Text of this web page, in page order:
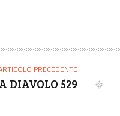
PRECEDENTE
DIAVOLO 529